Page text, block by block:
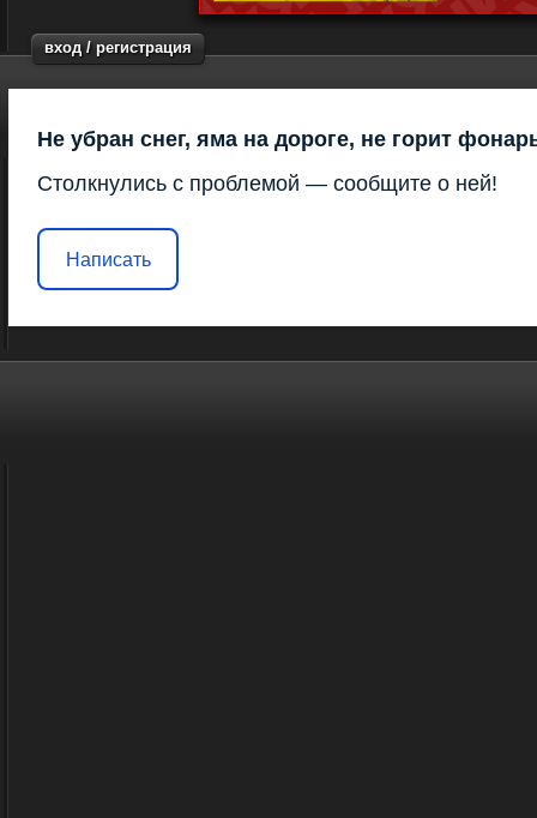
вход / регистрация
Не убран снег, яма на дороге, не горит
Столкнулись с проблемой — сообщите о ней!
Написать